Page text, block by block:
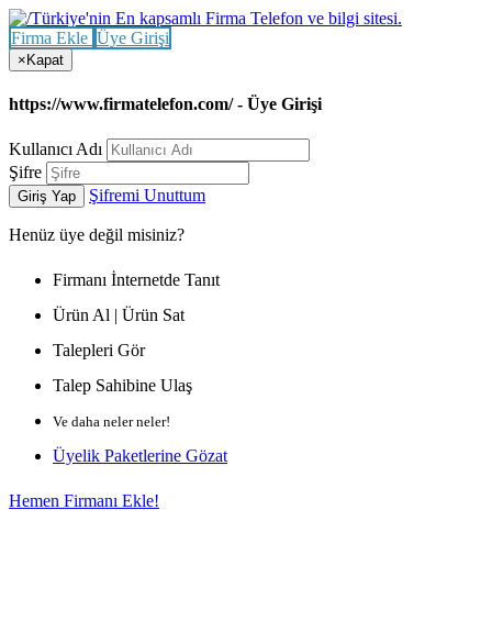
Firma Ekle Üye Girişi
× Kapat
https://www.firmatelefon.com/ - Üye Girişi
Kullanıcı Adı
Şifre
Giriş Yap Şifremi Unuttum
Henüz üye değil misiniz?
Firmanı İnternetde Tanıt
Ürün Al | Ürün Sat
Talepleri Gör
Talep Sahibine Ulaş
Ve daha neler neler!
Üyelik Paketlerine Gözat
Hemen Firmanı Ekle!